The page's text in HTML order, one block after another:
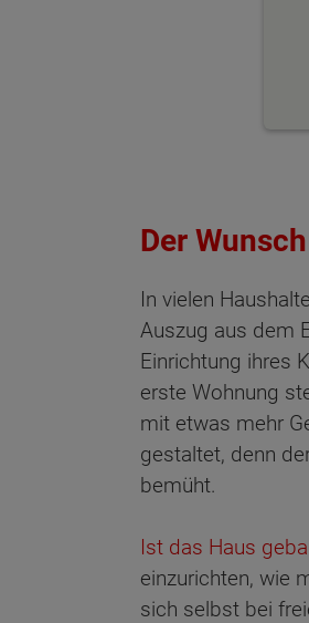
Der
In vielen
Auszug aus dem
Einrichtung ihres
erste Wohnung
mit etwas mehr
gestaltet, denn
bemüht.
Ist das Haus
einzurichten, wie
sich selbst bei